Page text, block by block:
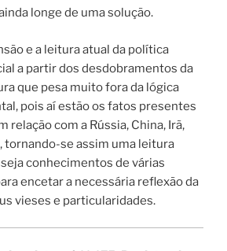
longe de uma solução.
e a leitura atual da política
a partir dos desdobramentos da
que pesa muito fora da lógica
pois aí estão os fatos presentes
relação com a Rússia, China, Irã,
tornando-se assim uma leitura
conhecimentos de várias
encetar a necessária reflexão da
vieses e particularidades.